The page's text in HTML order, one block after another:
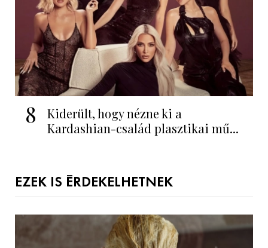
8
Kiderült, hogy nézne ki a
Kardashian-család plasztikai mű...
EZEK IS ÉRDEKELHETNEK